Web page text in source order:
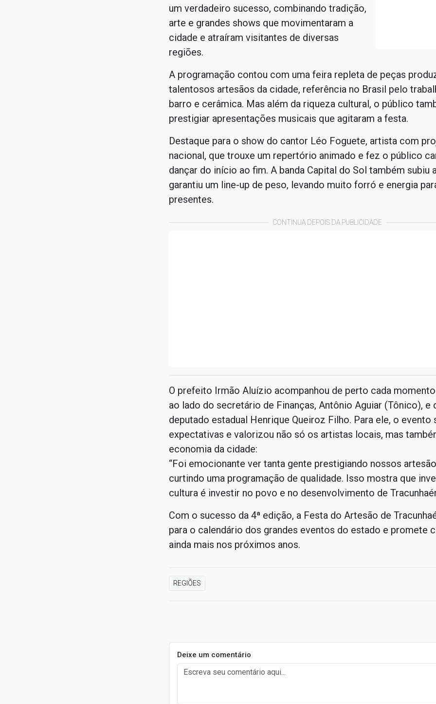
um verdadeiro sucesso, combinando tradição,
arte e grandes shows que movimentaram a
cidade e atraíram visitantes de diversas
regiões.
A programação contou com uma feira repleta de peças
talentosos artesãos da cidade, referência no Brasil pelo
barro e cerâmica. Mas além da riqueza cultural, o público
prestigiar apresentações musicais que agitaram a festa.
Destaque para o show do cantor Léo Foguete, artista com
nacional, que trouxe um repertório animado e fez o público
dançar do início ao fim. A banda Capital do Sol também subiu
garantiu um line-up de peso, levando muito forró e energia
presentes.
CONTINUA DEPOIS DA PUBLICIDADE
O prefeito Irmão Aluízio acompanhou de perto cada
ao lado do secretário de Finanças, Antônio Aguiar (Tônico), e
deputado estadual Henrique Queiroz Filho. Para ele, o evento
expectativas e valorizou não só os artistas locais, mas
economia da cidade:
“Foi emocionante ver tanta gente prestigiando nossos
curtindo uma programação de qualidade. Isso mostra que
cultura é investir no povo e no desenvolvimento de
Com o sucesso da 4ª edição, a Festa do Artesão de
para o calendário dos grandes eventos do estado e promete
ainda mais nos próximos anos.
REGIÕES
Deixe um comentário